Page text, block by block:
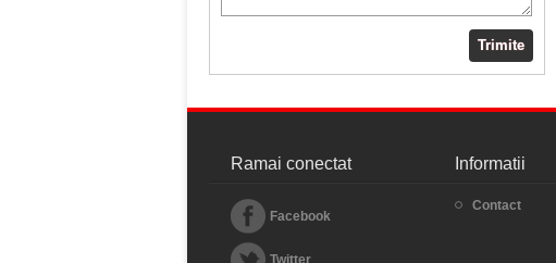
Trimite
Ramai conectat
Facebook
Informatii
Contact